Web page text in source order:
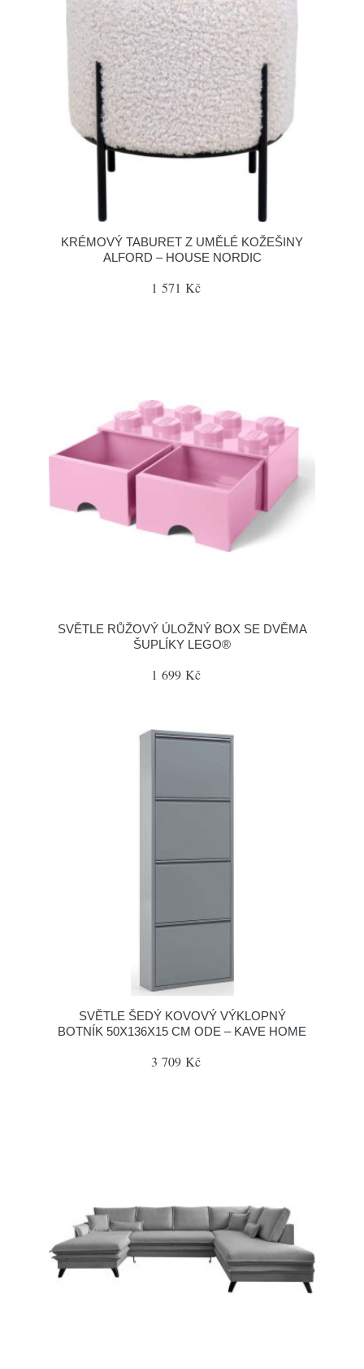
KRÉMOVÝ TABURET Z UMĚLÉ KOŽEŠINY
ALFORD – HOUSE NORDIC
1 571 Kč
SVĚTLE RŮŽOVÝ ÚLOŽNÝ BOX SE DVĚMA
ŠUPLÍKY LEGO®
1 699 Kč
SVĚTLE ŠEDÝ KOVOVÝ VÝKLOPNÝ
BOTNÍK 50X136X15 CM ODE – KAVE HOME
3 709 Kč